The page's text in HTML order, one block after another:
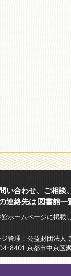
い合わせ、ご相談
連絡先は 図書館一
ホームページに掲載
ジ管理：公益財団法人
8401 京都市中京